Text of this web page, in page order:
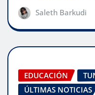
Saleth Barkudi
EDUCACIÓN
ÚLTIMAS NOTICIAS